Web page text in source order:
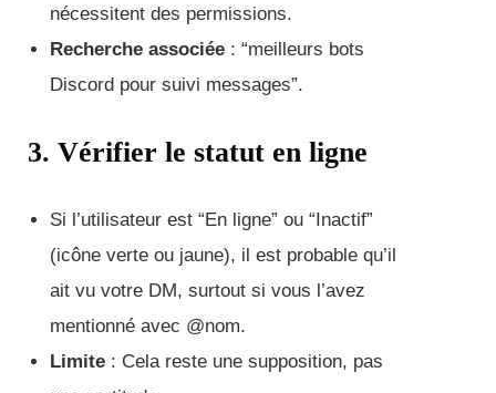
nécessitent des permissions.
Recherche associée : “meilleurs bots
Discord pour suivi messages”.
3. Vérifier le statut en ligne
Si l’utilisateur est “En ligne” ou “Inactif”
(icône verte ou jaune), il est probable qu’il
ait vu votre DM, surtout si vous l’avez
mentionné avec @nom.
Limite : Cela reste une supposition, pas